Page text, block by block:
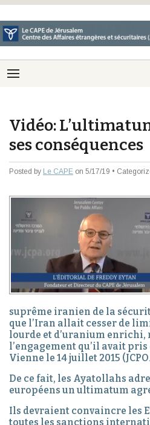
Vidéo:
ses conséquences
Posted by Le CAPE on 5/17/19 •
suprême iranien de la
que l’Iran allait cesser de
lourde et d’uranium enrichi,
l’engagement qu’il avait
Vienne le 14 juillet 2015
De ce fait, les Ayatollahs
européens un ultimatum
Ils devraient convaincre les
toutes les sanctions